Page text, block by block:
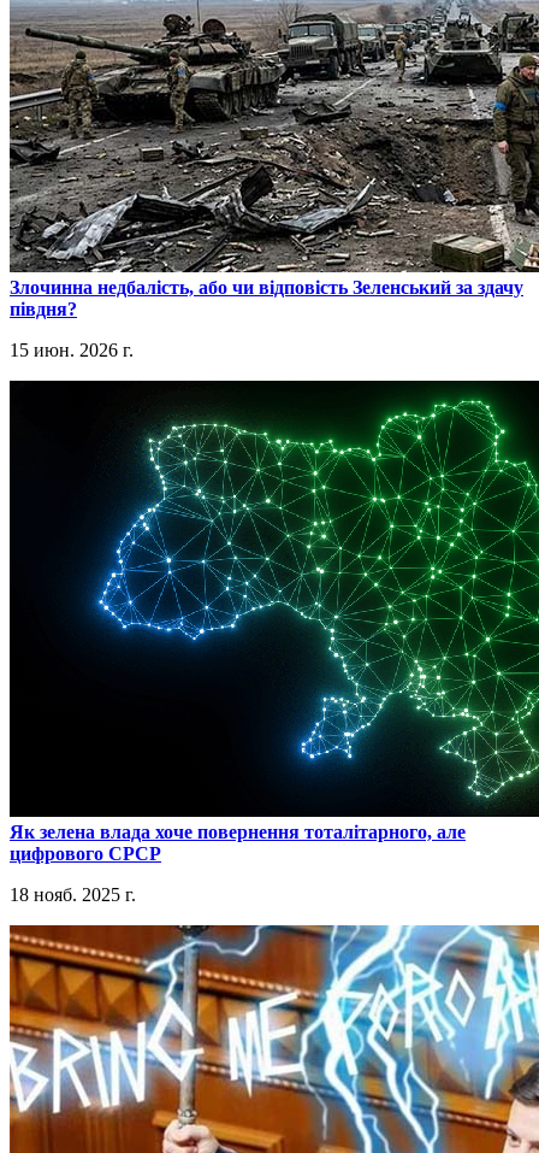
​Злочинна недбалість, або чи відповість Зеленський за здачу
півдня?
15 июн. 2026 г.
​Як зелена влада хоче повернення тоталітарного, але
цифрового СРСР
18 нояб. 2025 г.